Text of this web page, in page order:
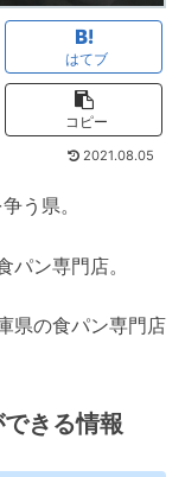
はてブ
コピー
2021.08.05
う県。
ン専門店。
県の食パン専門店
きる情報